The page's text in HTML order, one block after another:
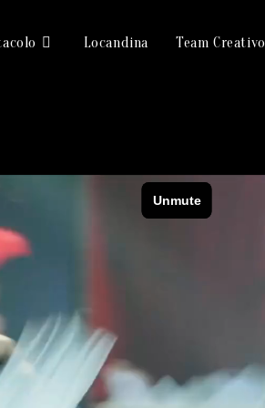
Locandina Team Creativo